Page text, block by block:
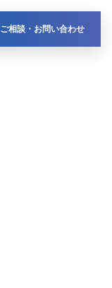
ご相談・お問い合わせ